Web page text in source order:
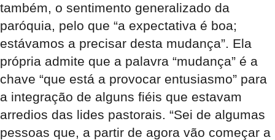
também, o sentimento generalizado da
paróquia, pelo que “a expectativa é boa;
estávamos a precisar desta mudança”. Ela
própria admite que a palavra “mudança” é a
chave “que está a provocar entusiasmo” para
a integração de alguns fiéis que estavam
arredios das lides pastorais. “Sei de algumas
pessoas que, a partir de agora vão começar a